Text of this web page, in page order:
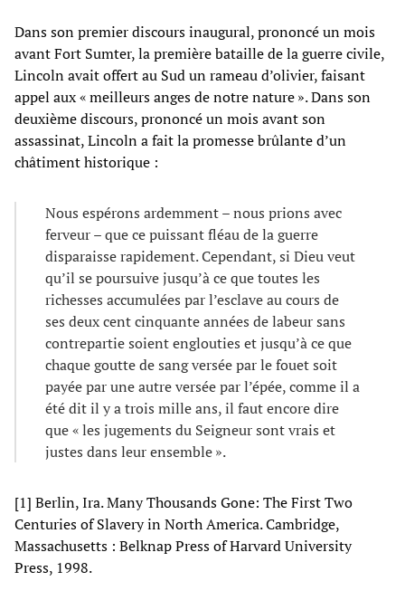
Dans son premier discours inaugural, prononcé un mois
avant Fort Sumter, la première bataille de la guerre civile,
Lincoln avait offert au Sud un rameau d’olivier, faisant
appel aux « meilleurs anges de notre nature ». Dans son
deuxième discours, prononcé un mois avant son
assassinat, Lincoln a fait la promesse brûlante d’un
châtiment historique :
Nous espérons ardemment – nous prions avec
ferveur – que ce puissant fléau de la guerre
disparaisse rapidement. Cependant, si Dieu veut
qu’il se poursuive jusqu’à ce que toutes les
richesses accumulées par l’esclave au cours de
ses deux cent cinquante années de labeur sans
contrepartie soient englouties et jusqu’à ce que
chaque goutte de sang versée par le fouet soit
payée par une autre versée par l’épée, comme il a
été dit il y a trois mille ans, il faut encore dire
que « les jugements du Seigneur sont vrais et
justes dans leur ensemble ».
[1] Berlin, Ira. Many Thousands Gone: The First Two
Centuries of Slavery in North America. Cambridge,
Massachusetts : Belknap Press of Harvard University
Press, 1998.